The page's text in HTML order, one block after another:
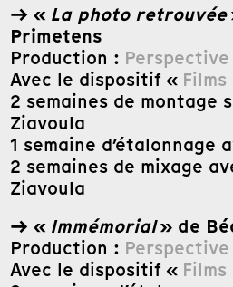
→ « La photo retrouvée
Primetens
Production : Perspective
Avec le dispositif «
2 semaines de montage
Ziavoula
1 semaine d’étalonnage
2 semaines de mixage
Ziavoula
→ « Immémorial» de
Production :Perspective
Avec le dispositif «